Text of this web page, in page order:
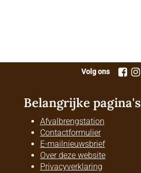
Volg ons
Belangrijke pagina's
Afvalbrengstation
Contactformulier
E-mailnieuwsbrief
Over deze website
Privacyverklaring